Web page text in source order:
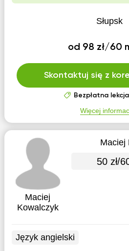
Słupsk
od 98 zł/60
Skontaktuj się z
Bezpłatna
Więcej
Maciej
Kowalczyk
Maciej
50 zł/
Język angielski